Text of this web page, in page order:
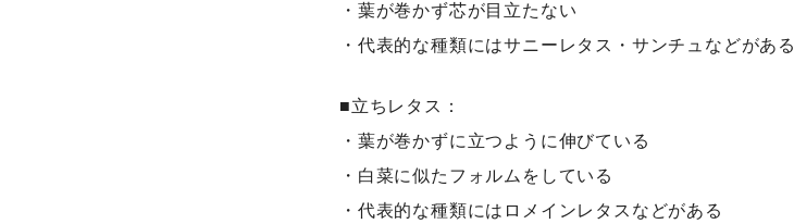
・葉が巻かず芯が目立たない
・代表的な種類にはサニーレタス・サンチュなどがある
■立ちレタス：
・葉が巻かずに立つように伸びている
・白菜に似たフォルムをしている
・代表的な種類にはロメインレタスなどがある